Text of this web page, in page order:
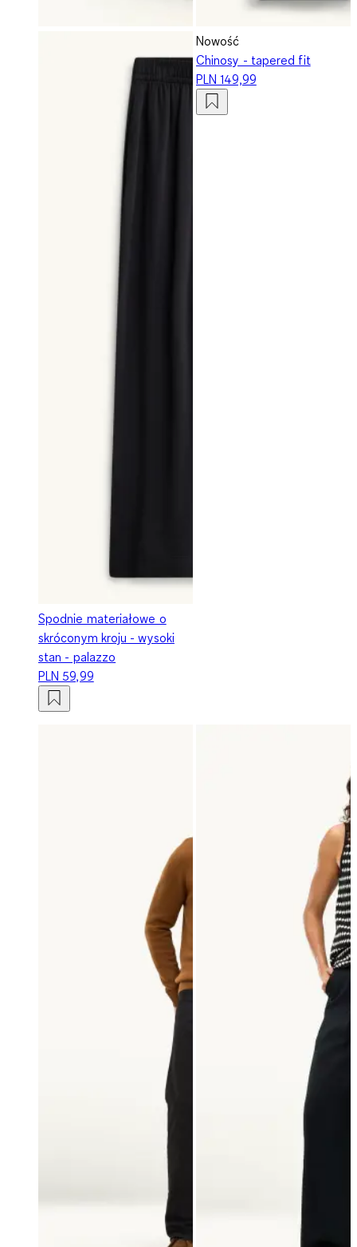
Spodnie materiałowe o
skróconym kroju - wysoki
stan - palazzo
PLN 59,99
Nowość
Chinosy - tapered fit
PLN 149,99